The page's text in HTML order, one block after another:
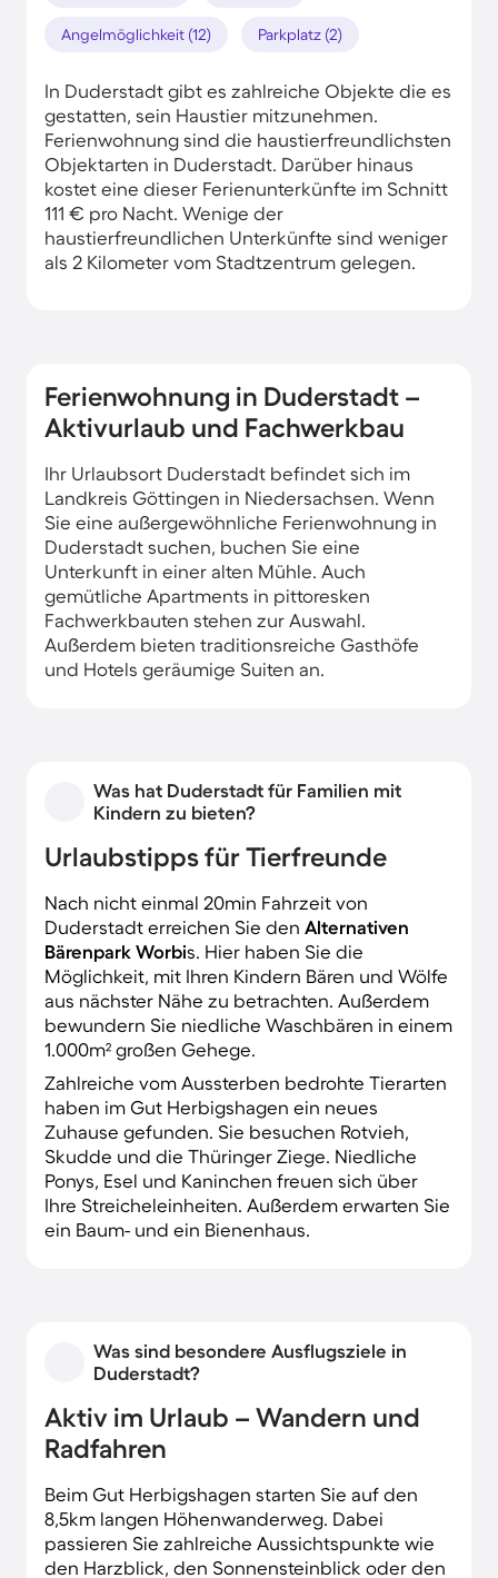
Angelmöglichkeit (12) Parkplatz (2)
In Duderstadt gibt es zahlreiche Objekte die es
gestatten, sein Haustier mitzunehmen.
Ferienwohnung sind die haustierfreundlichsten
Objektarten in Duderstadt. Darüber hinaus
kostet eine dieser Ferienunterkünfte im Schnitt
111 € pro Nacht. Wenige der
haustierfreundlichen Unterkünfte sind weniger
als 2 Kilometer vom Stadtzentrum gelegen.
Ferienwohnung in Duderstadt –
Aktivurlaub und Fachwerkbau
Ihr Urlaubsort Duderstadt befindet sich im
Landkreis Göttingen in Niedersachsen. Wenn
Sie eine außergewöhnliche Ferienwohnung in
Duderstadt suchen, buchen Sie eine
Unterkunft in einer alten Mühle. Auch
gemütliche Apartments in pittoresken
Fachwerkbauten stehen zur Auswahl.
Außerdem bieten traditionsreiche Gasthöfe
und Hotels geräumige Suiten an.
Was hat Duderstadt für Familien mit
Kindern zu bieten?
Urlaubstipps für Tierfreunde
Nach nicht einmal 20min Fahrzeit von
Duderstadt erreichen Sie den Alternativen
Bärenpark Worbis. Hier haben Sie die
Möglichkeit, mit Ihren Kindern Bären und Wölfe
aus nächster Nähe zu betrachten. Außerdem
bewundern Sie niedliche Waschbären in einem
1.000m² großen Gehege.
Zahlreiche vom Aussterben bedrohte Tierarten
haben im Gut Herbigshagen ein neues
Zuhause gefunden. Sie besuchen Rotvieh,
Skudde und die Thüringer Ziege. Niedliche
Ponys, Esel und Kaninchen freuen sich über
Ihre Streicheleinheiten. Außerdem erwarten Sie
ein Baum- und ein Bienenhaus.
Was sind besondere Ausflugsziele in
Duderstadt?
Aktiv im Urlaub – Wandern und
Radfahren
Beim Gut Herbigshagen starten Sie auf den
8,5km langen Höhenwanderweg. Dabei
passieren Sie zahlreiche Aussichtspunkte wie
den Harzblick, den Sonnensteinblick oder den